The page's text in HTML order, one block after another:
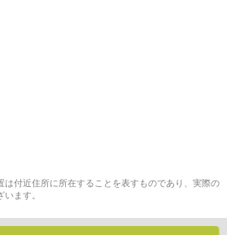
付近住所に所在することを表すものであり、実際の
ます。